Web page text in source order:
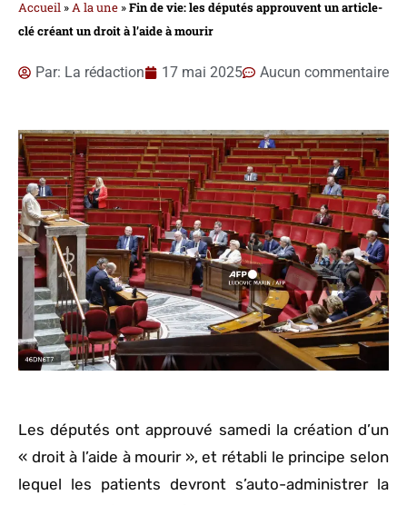
Accueil »A la une »Fin de vie: les députés approuvent un article-
clé créant un droit à l’aide à mourir
Par: La rédaction 17 mai 2025 Aucun commentaire
Les députés ont approuvé samedi la création d’un
« droit à l’aide à mourir », et rétabli le principe selon
lequel les patients devront s’auto-administrer la